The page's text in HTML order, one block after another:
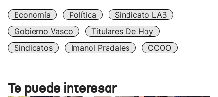
Economía Política
Sindicato LAB
Gobierno Vasco
Titulares De Hoy
Sindicatos
Imanol Pradales CCOO
Te puede interesar